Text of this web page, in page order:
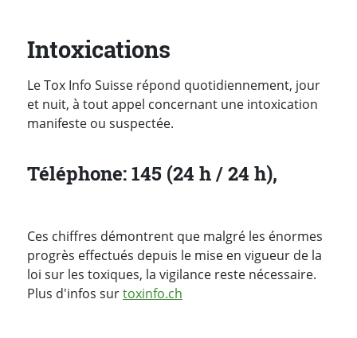
Intoxications
Le Tox Info Suisse répond quotidiennement, jour
et nuit, à tout appel concernant une intoxication
manifeste ou suspectée.
Téléphone: 145 (24 h / 24 h),
Ces chiffres démontrent que malgré les énormes
progrès effectués depuis le mise en vigueur de la
loi sur les toxiques, la vigilance reste nécessaire.
Plus d'infos surtoxinfo.ch